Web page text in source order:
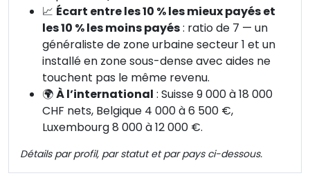
📈 Écart entre les 10 % les mieux payés et
les 10 % les moins payés: ratio de 7 — un
généraliste de zone urbaine secteur 1 et un
installé en zone sous-dense avec aides ne
touchent pas le même revenu.
🌍À l’international : Suisse 9 000 à 18 000
CHF nets, Belgique 4 000 à 6 500 €,
Luxembourg 8 000 à 12 000 €.
Détails par profil, par statut et par pays ci-dessous.